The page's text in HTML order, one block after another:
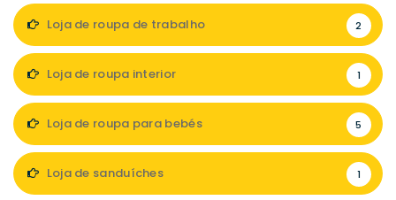
Loja de roupa de trabalho 2
Loja de roupa interior 1
Loja de roupa para bebés 5
Loja de sanduíches 1